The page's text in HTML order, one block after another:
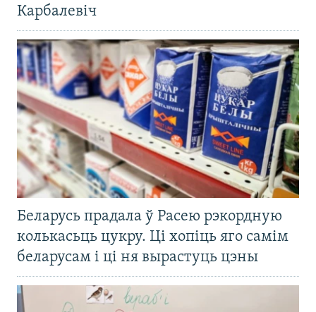
Карбалевіч
Беларусь прадала ў Расею рэкордную
колькасьць цукру. Ці хопіць яго самім
беларусам і ці ня вырастуць цэны